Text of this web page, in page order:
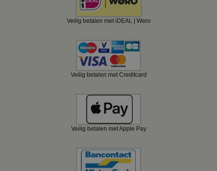
Veilig betalen met iDEAL | Wero
Veilig betalen met Creditcard
Veilig betalen met Apple Pay